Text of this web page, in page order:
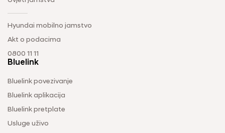
Hyundai mobilno jamstvo
Akt o podacima
0800 11 11
Bluelink
Bluelink povezivanje
Bluelink aplikacija
Bluelink pretplate
Usluge uživo